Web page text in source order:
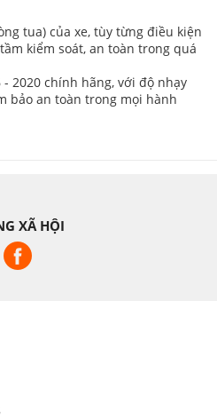
tua) của xe, tùy từng điều kiện
kiểm soát, an toàn trong quá
- 2020 chính hãng, với độ nhạy
bảo an toàn trong mọi hành
XÃ HỘI